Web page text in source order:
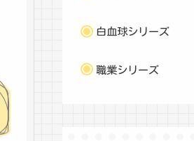
白血球シリーズ
職業シリーズ